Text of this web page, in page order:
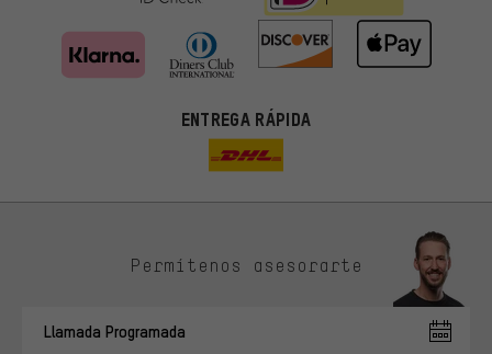
ENTREGA RÁPIDA
Permítenos asesorarte
Llamada Programada
ti. Las cookies de marketing nos ayudan a identificar tus